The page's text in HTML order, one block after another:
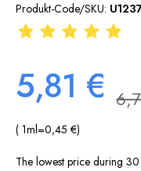
Produkt-Code/SKU:
5,81 €
( 1ml=0,45 €)
The lowest price during